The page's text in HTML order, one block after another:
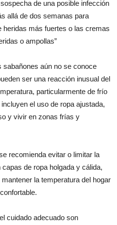
de una posible infección
allá de dos semanas para
heridas más fuertes o las cremas
o ampollas”
aún no se conoce
ser una reacción inusual del
particularmente de frío
el uso de ropa ajustada,
y vivir en zonas frías y
recomienda evitar o limitar la
de ropa holgada y cálida,
la temperatura del hogar
cuidado adecuado son